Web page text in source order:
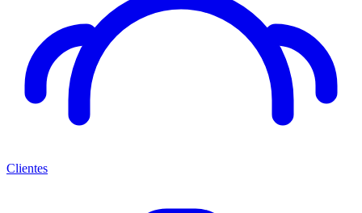
Clientes